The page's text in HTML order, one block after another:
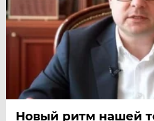
Новый ритм нашей